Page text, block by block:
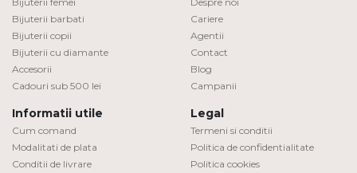
Bijuterii barbati
Bijuterii copii
Bijuterii cu diamante
Accesorii
Cadouri sub 500 lei
Cariere
Agentii
Contact
Blog
Campanii
Informatii utile
Cum comand
Modalitati de plata
Conditii de livrare
Legal
Termeni si conditii
Politica de confidentialitate
Politica cookies